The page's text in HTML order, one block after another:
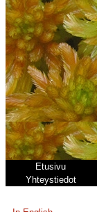
Etusivu
Yhteystiedot